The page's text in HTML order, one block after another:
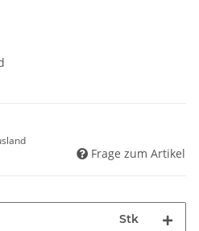
Frage zum Artikel
Stk